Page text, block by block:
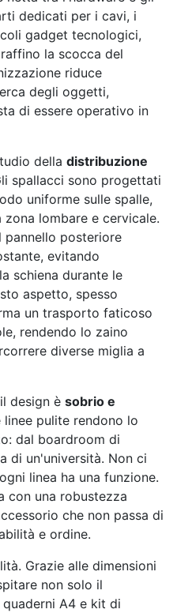
dedicati per i cavi, i
gadget tecnologici,
la scocca del
riduce
degli oggetti,
di essere operativo in
della distribuzione
spallacci sono progettati
uniforme sulle spalle,
lombare e cervicale.
posteriore
evitando
schiena durante le
aspetto, spesso
un trasporto faticoso
rendendo lo zaino
diverse miglia a
design è sobrio e
linee pulite rendono lo
dal boardroom di
di un'università. Non ci
linea ha una funzione.
con una robustezza
che non passa di
e ordine.
Grazie alle dimensioni
non solo il
A4 e kit di